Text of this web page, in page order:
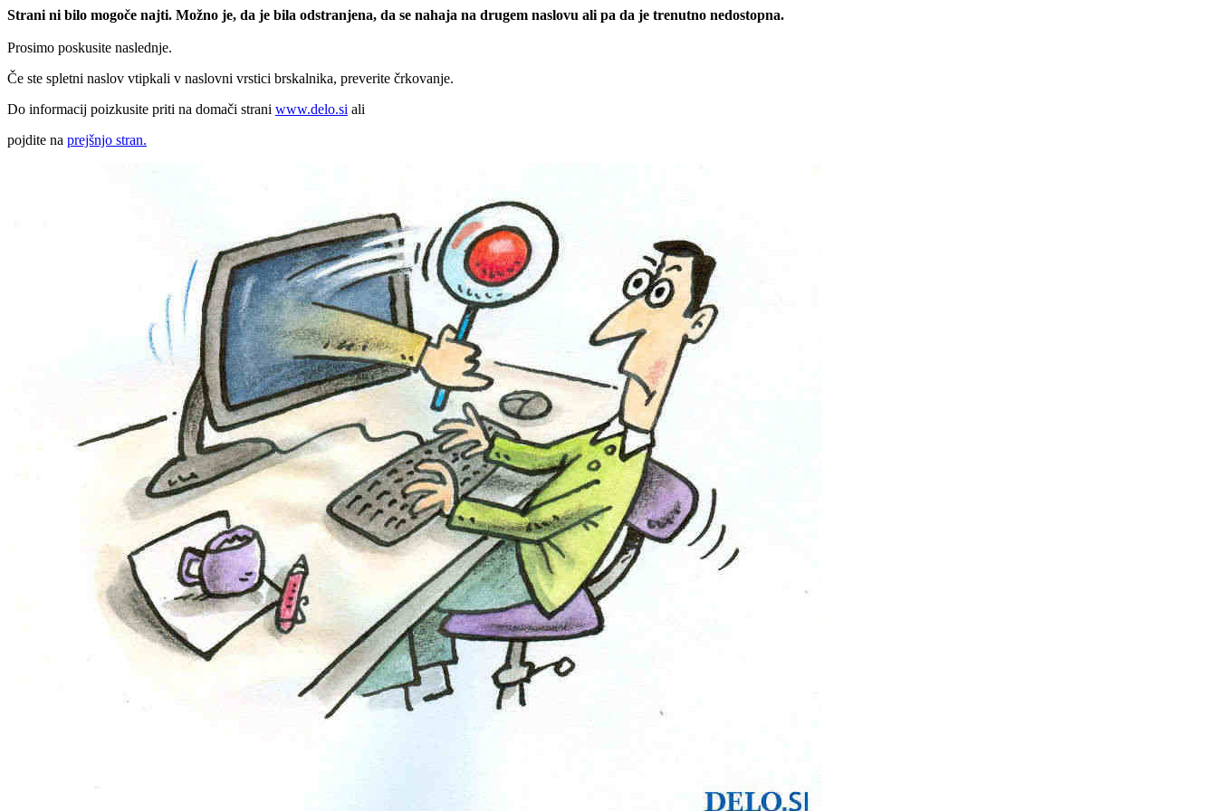
Strani ni bilo mogoče najti. Možno je, da je bila odstranjena, da se nahaja na drugem naslovu ali pa da je trenutno nedostopna.
Prosimo poskusite naslednje.
Če ste spletni naslov vtipkali v naslovni vrstici brskalnika, preverite črkovanje.
Do informacij poizkusite priti na domači strani www.delo.si ali
pojdite na prejšnjo stran.